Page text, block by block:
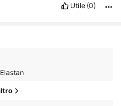
Utile (0)